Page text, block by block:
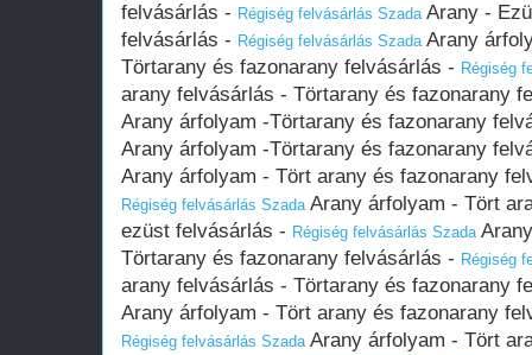
felvásárlás - Régiség felvásárlás SzadaArany -
felvásárlás - Régiség felvásárlás SzadaArany
Törtarany és fazonarany felvásárlás - Régiség
arany felvásárlás - Törtarany és fazonarany
Arany árfolyam -Törtarany és fazonarany
Arany árfolyam -Törtarany és fazonarany
Arany árfolyam - Tört arany és fazonarany
Régiség felvásárlás SzadaArany árfolyam - Tört
ezüst felvásárlás - Régiség felvásárlás Szada
Törtarany és fazonarany felvásárlás - Régiség
arany felvásárlás - Törtarany és fazonarany
Arany árfolyam - Tört arany és fazonarany
Régiség felvásárlás SzadaArany árfolyam - Tört